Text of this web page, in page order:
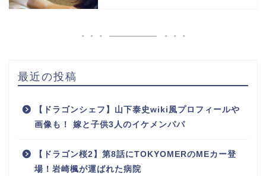
最近の投稿
【ドラゴンシェフ】山下泰史wiki風プロフィールや
画像も！ 嫁と子供3人のイケメンパパ
【ドラゴン桜2】第8話にTOKYOMERのMEカー登
場！岩崎楓が運ばれた病院